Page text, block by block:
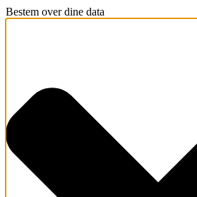
Bestem over dine data